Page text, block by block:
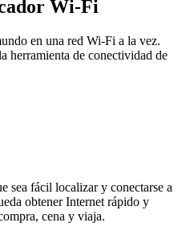
Wi-Fi
en una red Wi-Fi a la vez.
herramienta de conectividad de
sea fácil localizar y conectarse a
obtener Internet rápido y
cena y viaja.